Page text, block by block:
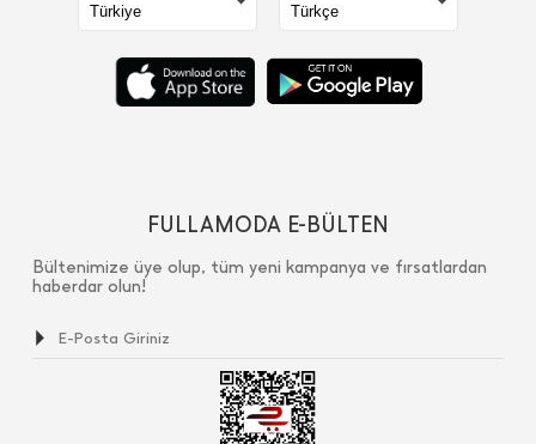
FULLAMODA E-BÜLTEN
Bültenimize üye olup, tüm yeni kampanya ve fırsatlardan
haberdar olun!